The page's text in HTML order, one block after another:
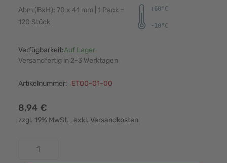
Abm (BxH): 70 x 41 mm | 1 Pack =
120 Stück
Verfügbarkeit:Auf Lager
Versandfertig in 2-3 Werktagen
Artikelnummer: ET00-01-00
8,94 €
zzgl. 19% MwSt. , exkl. Versandkosten